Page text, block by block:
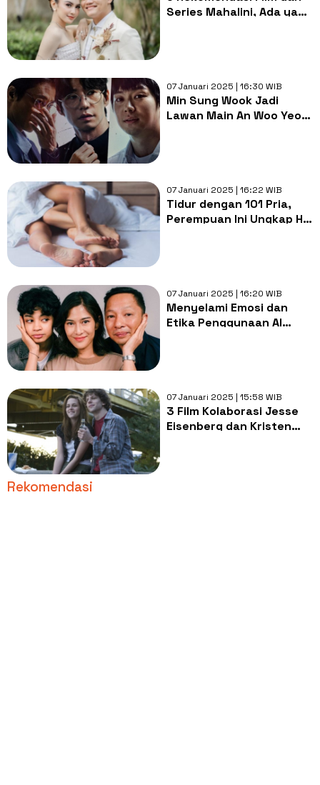
Series Mahalini, Ada yang
07 Januari 2025 | 16:30 WIB
Min Sung Wook Jadi
Lawan Main An Woo Yeon
07 Januari 2025 | 16:22 WIB
Tidur dengan 101 Pria,
Perempuan Ini Ungkap Hal
07 Januari 2025 | 16:20 WIB
Menyelami Emosi dan
Etika Penggunaan AI
07 Januari 2025 | 15:58 WIB
3 Film Kolaborasi Jesse
Eisenberg dan Kristen
Rekomendasi